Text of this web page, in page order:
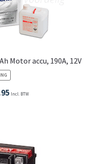
Motor accu, 190A, 12V
PRODUCT
IN
DE
UITVERKOOP
Incl. BTW